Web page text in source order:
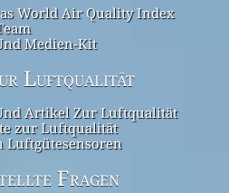
World Air Quality Index
Medien-Kit
Luftqualität
Artikel Zur Luftqualität
zur Luftqualität
Luftgütesensoren
Fragen